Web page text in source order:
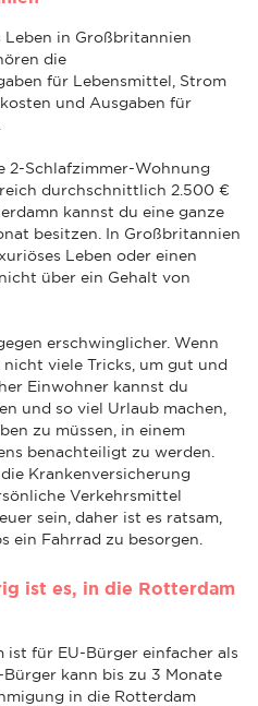
Leben in Großbritannien
die
für Lebensmittel, Strom
und Ausgaben für
2-Schlafzimmer-Wohnung
durchschnittlich 2.500 €
kannst du eine ganze
besitzen. In Großbritannien
Leben oder einen
über ein Gehalt von
erschwinglicher. Wenn
viele Tricks, um gut und
Einwohner kannst du
und so viel Urlaub machen,
zu müssen, in einem
benachteiligt zu werden.
Krankenversicherung
Verkehrsmittel
sein, daher ist es ratsam,
ein Fahrrad zu besorgen.
ist es, in die Rotterdam
ist für EU-Bürger einfacher als
kann bis zu 3 Monate
in die Rotterdam